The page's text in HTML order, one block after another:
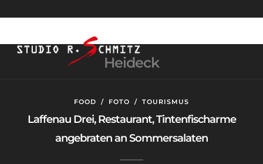
Heideck
FOOD / FOTO / TOURISMUS
Laffenau Drei, Restaurant, Tintenfischarme
angebraten an Sommersalaten